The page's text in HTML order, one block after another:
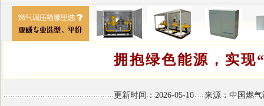
拥抱绿色能源，实现
更新时间：2026-05-10 来源：中国燃